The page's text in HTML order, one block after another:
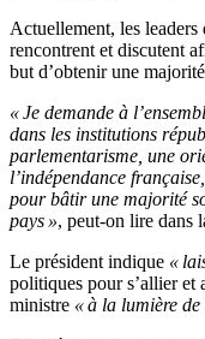
Actuellement, les
rencontrent et discutent
but d’obtenir une
« Je demande à
dans les institutions
parlementarisme, une
l’indépendance
pour bâtir une majorité
pays », peut-on lire dans
Le président indique «
politiques pour s’allier et
ministre « à la lumière de